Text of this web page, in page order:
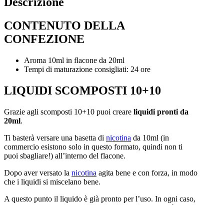
CONTENUTO DELLA
CONFEZIONE
Aroma 10ml in flacone da 20ml
Tempi di maturazione consigliati: 24 ore
LIQUIDI SCOMPOSTI 10+10
Grazie agli scomposti 10+10 puoi creare liquidi pronti da
20ml.
Ti basterà versare una basetta di nicotina da 10ml (in
commercio esistono solo in questo formato, quindi non ti
puoi sbagliare!) all’interno del flacone.
Dopo aver versato la nicotina agita bene e con forza, in modo
che i liquidi si miscelano bene.
A questo punto il liquido è già pronto per l’uso. In ogni caso,